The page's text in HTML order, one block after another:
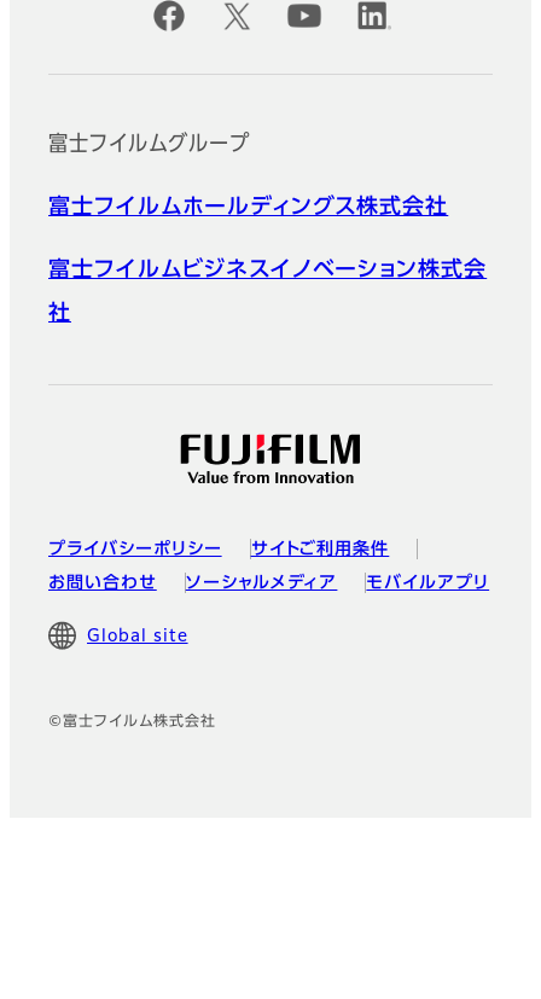
公式SNSアカウント
富士フイルムグループ
富士フイルムホールディングス株式会社
富士フイルムビジネスイノベーション株式会
社
プライバシーポリシー
サイトご利用条件
お問い合わせ
ソーシャルメディア モバイルアプリ
Global site
©富士フイルム株式会社